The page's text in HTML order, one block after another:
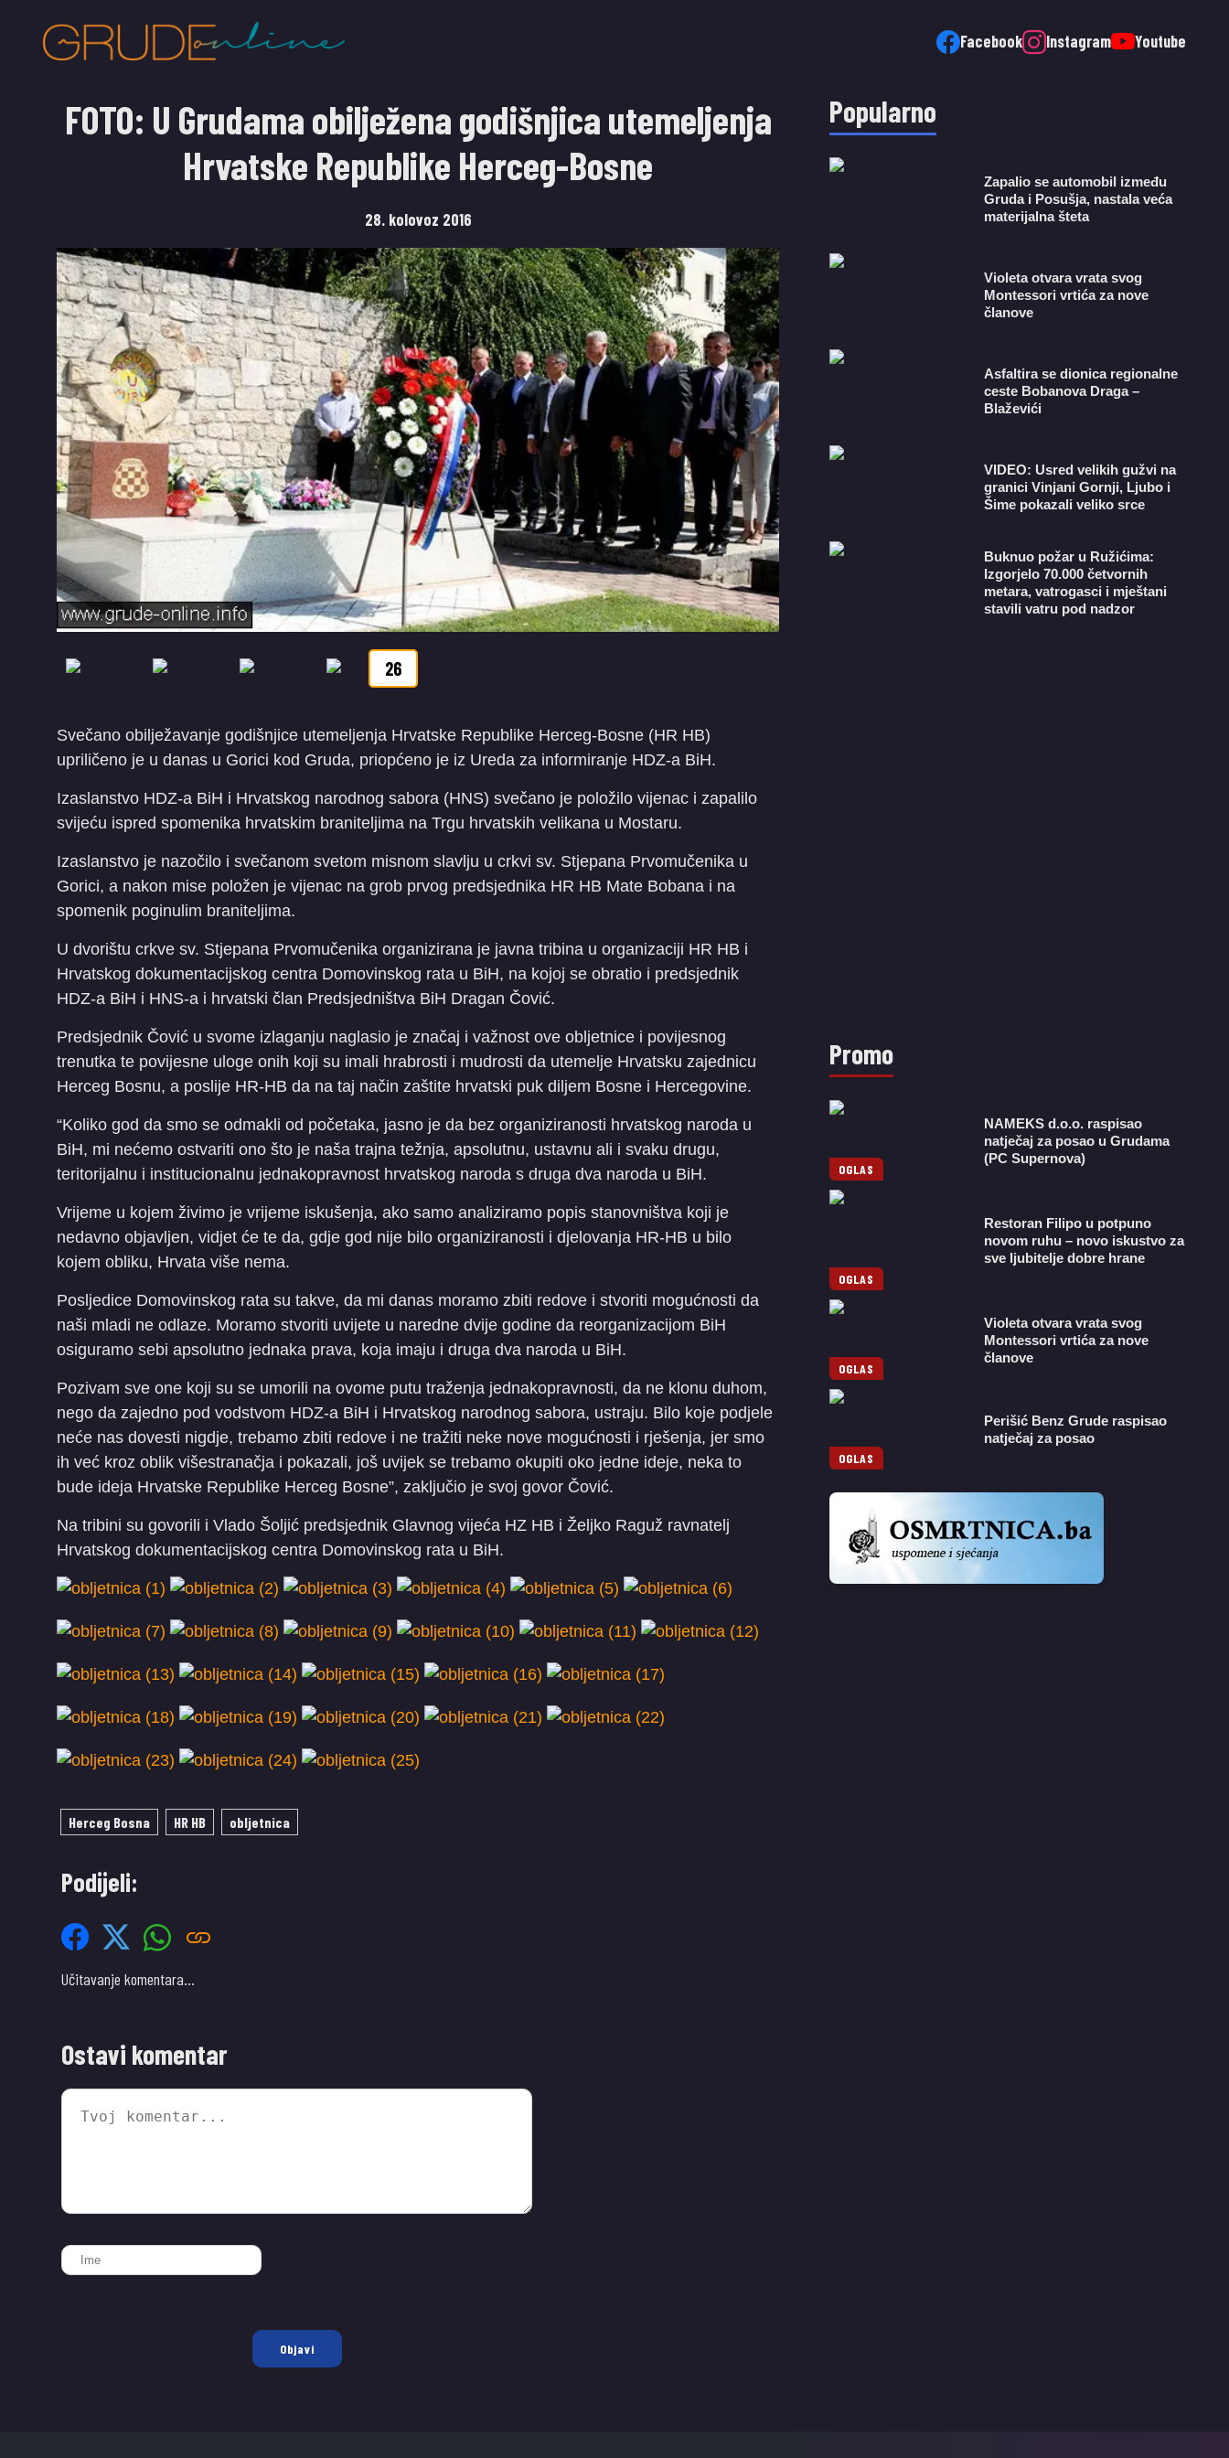
Facebook Instagram Youtube
FOTO: U Grudama obilježena godišnjica utemeljenja
Hrvatske Republike Herceg-Bosne
28. kolovoz 2016
26
Svečano obilježavanje godišnjice utemeljenja Hrvatske Republike Herceg-Bosne (HR HB)
upriličeno je u danas u Gorici kod Gruda, priopćeno je iz Ureda za informiranje HDZ-a BiH.
Izaslanstvo HDZ-a BiH i Hrvatskog narodnog sabora (HNS) svečano je položilo vijenac i zapalilo
svijeću ispred spomenika hrvatskim braniteljima na Trgu hrvatskih velikana u Mostaru.
Izaslanstvo je nazočilo i svečanom svetom misnom slavlju u crkvi sv. Stjepana Prvomučenika u
Gorici, a nakon mise položen je vijenac na grob prvog predsjednika HR HB Mate Bobana i na
spomenik poginulim braniteljima.
U dvorištu crkve sv. Stjepana Prvomučenika organizirana je javna tribina u organizaciji HR HB i
Hrvatskog dokumentacijskog centra Domovinskog rata u BiH, na kojoj se obratio i predsjednik
HDZ-a BiH i HNS-a i hrvatski član Predsjedništva BiH Dragan Čović.
Predsjednik Čović u svome izlaganju naglasio je značaj i važnost ove obljetnice i povijesnog
trenutka te povijesne uloge onih koji su imali hrabrosti i mudrosti da utemelje Hrvatsku zajednicu
Herceg Bosnu, a poslije HR-HB da na taj način zaštite hrvatski puk diljem Bosne i Hercegovine.
“Koliko god da smo se odmakli od početaka, jasno je da bez organiziranosti hrvatskog naroda u
BiH, mi nećemo ostvariti ono što je naša trajna težnja, apsolutnu, ustavnu ali i svaku drugu,
teritorijalnu i institucionalnu jednakopravnost hrvatskog naroda s druga dva naroda u BiH.
Vrijeme u kojem živimo je vrijeme iskušenja, ako samo analiziramo popis stanovništva koji je
nedavno objavljen, vidjet će te da, gdje god nije bilo organiziranosti i djelovanja HR-HB u bilo
kojem obliku, Hrvata više nema.
Posljedice Domovinskog rata su takve, da mi danas moramo zbiti redove i stvoriti mogućnosti da
naši mladi ne odlaze. Moramo stvoriti uvijete u naredne dvije godine da reorganizacijom BiH
osiguramo sebi apsolutno jednaka prava, koja imaju i druga dva naroda u BiH.
Pozivam sve one koji su se umorili na ovome putu traženja jednakopravnosti, da ne klonu duhom,
nego da zajedno pod vodstvom HDZ-a BiH i Hrvatskog narodnog sabora, ustraju. Bilo koje podjele
neće nas dovesti nigdje, trebamo zbiti redove i ne tražiti neke nove mogućnosti i rješenja, jer smo
ih već kroz oblik višestranačja i pokazali, još uvijek se trebamo okupiti oko jedne ideje, neka to
bude ideja Hrvatske Republike Herceg Bosne”, zaključio je svoj govor Čović.
Na tribini su govorili i Vlado Šoljić predsjednik Glavnog vijeća HZ HB i Željko Raguž ravnatelj
Hrvatskog dokumentacijskog centra Domovinskog rata u BiH.
Herceg Bosna HR HB obljetnica
Podijeli:
Učitavanje komentara…
Ostavi komentar
Objavi
Popularno
Zapalio se automobil između
Gruda i Posušja, nastala veća
materijalna šteta
Violeta otvara vrata svog
Montessori vrtića za nove
članove
Asfaltira se dionica regionalne
ceste Bobanova Draga –
Blaževići
VIDEO: Usred velikih gužvi na
granici Vinjani Gornji, Ljubo i
Šime pokazali veliko srce
Buknuo požar u Ružićima:
Izgorjelo 70.000 četvornih
metara, vatrogasci i mještani
stavili vatru pod nadzor
Promo
OGLAS
NAMEKS d.o.o. raspisao
natječaj za posao u Grudama
(PC Supernova)
OGLAS
Restoran Filipo u potpuno
novom ruhu – novo iskustvo za
sve ljubitelje dobre hrane
OGLAS
Violeta otvara vrata svog
Montessori vrtića za nove
članove
OGLAS
Perišić Benz Grude raspisao
natječaj za posao